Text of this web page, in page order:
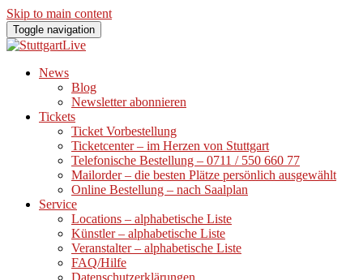
Skip to main content
Toggle navigation
News
Blog
Newsletter abonnieren
Tickets
Ticket Vorbestellung
Ticketcenter – im Herzen von Stuttgart
Telefonische Bestellung – 0711 / 550 660 77
Mailorder – die besten Plätze persönlich ausgewählt
Online Bestellung – nach Saalplan
Service
Locations – alphabetische Liste
Künstler – alphabetische Liste
Veranstalter – alphabetische Liste
FAQ/Hilfe
Datenschutzerklärungen